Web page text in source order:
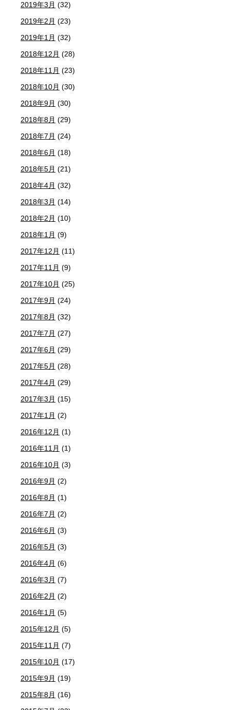
2019年3月 (32)
2019年2月 (23)
2019年1月 (32)
2018年12月 (28)
2018年11月 (23)
2018年10月 (30)
2018年9月 (30)
2018年8月 (29)
2018年7月 (24)
2018年6月 (18)
2018年5月 (21)
2018年4月 (32)
2018年3月 (14)
2018年2月 (10)
2018年1月 (9)
2017年12月 (11)
2017年11月 (9)
2017年10月 (25)
2017年9月 (24)
2017年8月 (32)
2017年7月 (27)
2017年6月 (29)
2017年5月 (28)
2017年4月 (29)
2017年3月 (15)
2017年1月 (2)
2016年12月 (1)
2016年11月 (1)
2016年10月 (3)
2016年9月 (2)
2016年8月 (1)
2016年7月 (2)
2016年6月 (3)
2016年5月 (3)
2016年4月 (6)
2016年3月 (7)
2016年2月 (2)
2016年1月 (5)
2015年12月 (5)
2015年11月 (7)
2015年10月 (17)
2015年9月 (19)
2015年8月 (16)